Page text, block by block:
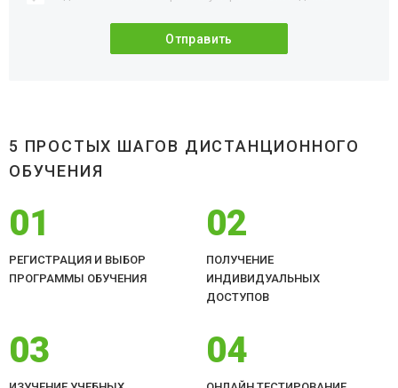
5 ПРОСТЫХ ШАГОВ ДИСТАНЦИОННОГО
ОБУЧЕНИЯ
01
РЕГИСТРАЦИЯ И ВЫБОР
ПРОГРАММЫ ОБУЧЕНИЯ
02
ПОЛУЧЕНИЕ
ИНДИВИДУАЛЬНЫХ
ДОСТУПОВ
03 04